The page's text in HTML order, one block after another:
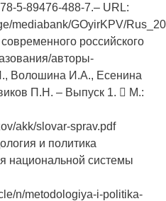
5-89476-488-7.– URL:
mediabank/GOyirKPV/
российского
авторы-
Волошина И.А., Есенина
П.Н. – Выпуск 1.  М.:
akk/slovar-sprav.pdf
и политика
национальной системы
n/metodologiya-i-politika-